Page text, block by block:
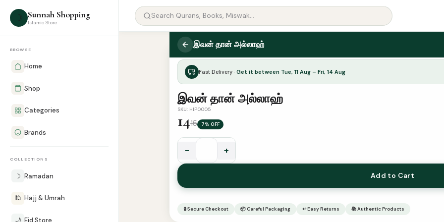
☽ Sunnah Shopping
Islamic Store
BROWSE
Home
Shop
Categories
Brands
COLLECTIONS
☽ Ramadan
🕌 Hajj & Umrah
🌙 Eid Store
இவன் தான் அல்லாஹ்
Fast Delivery · Get it between Tue, 11 Aug – Fri, 14 Aug
இவன் தான் அல்லாஹ்
SKU: HIP0005
1415 7% OFF
தான்
அல்லாஹ்
quantity
− +
Add to Cart
🔒 Secure Checkout 📦 Careful Packaging ↩ Easy Returns 📚 Authentic Products